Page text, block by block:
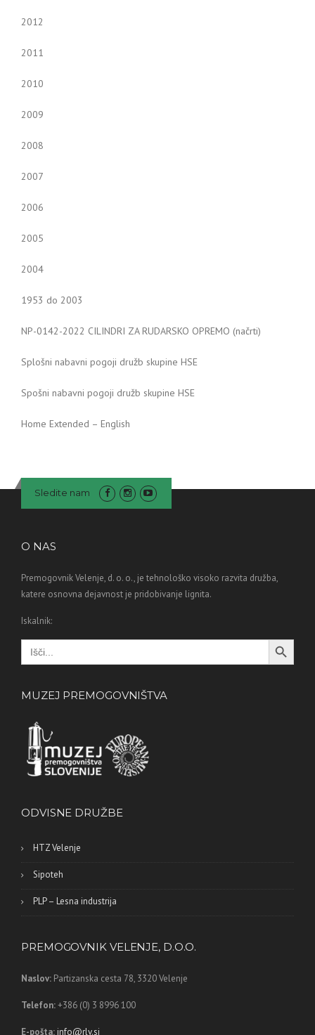
2012
2011
2010
2009
2008
2007
2006
2005
2004
1953 do 2003
NP-0142-2022 CILINDRI ZA RUDARSKO OPREMO (načrti)
Splošni nabavni pogoji družb skupine HSE
Spošni nabavni pogoji družb skupine HSE
Home Extended – English
Sledite nam
O NAS
Premogovnik Velenje, d. o. o., je tehnološko visoko razvita družba,
katere osnovna dejavnost je pridobivanje lignita.
Iskalnik:
Search
for:
Search Button
MUZEJ PREMOGOVNIŠTVA
ODVISNE DRUŽBE
HTZ Velenje
Sipoteh
PLP – Lesna industrija
PREMOGOVNIK VELENJE, D.O.O.
Naslov: Partizanska cesta 78, 3320 Velenje
Telefon:+386 (0) 3 8996 100
E-pošta: info@rlv.si